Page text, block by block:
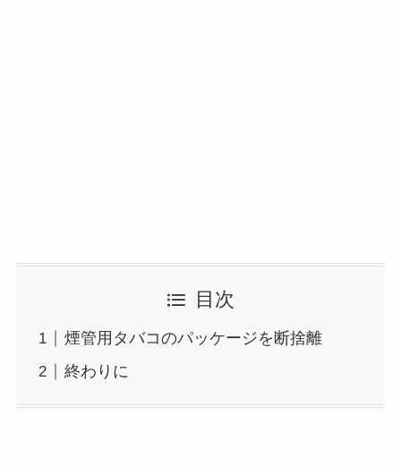
目次
煙管用タバコのパッケージを断捨離
終わりに